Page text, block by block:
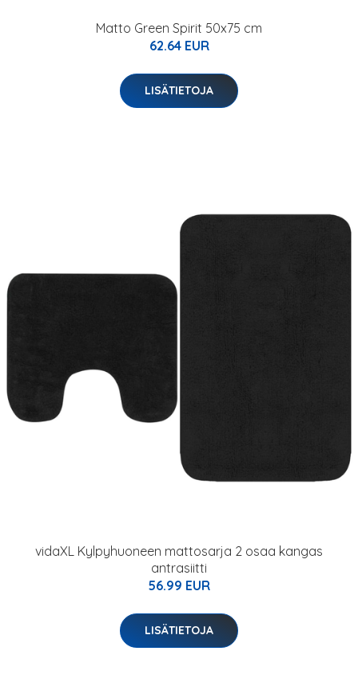
Matto Green Spirit 50x75 cm
62.64 EUR
LISÄTIETOJA
vidaXL Kylpyhuoneen mattosarja 2 osaa kangas
antrasiitti
56.99 EUR
LISÄTIETOJA